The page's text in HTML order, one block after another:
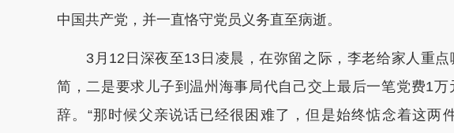
中国共产党，并一直恪守党员义务直至病逝。
3月12日深夜至13日凌晨，在弥留之际，李老给家人重点
简，二是要求儿子到温州海事局代自己交上最后一笔党费1
辞。“那时候父亲说话已经很困难了，但是始终惦念着这两